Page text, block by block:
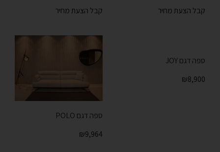
קבל הצעת מחיר
קבל הצעת מחיר
ספה דגם JOY
₪8,900
ספה דגם POLO
₪9,964